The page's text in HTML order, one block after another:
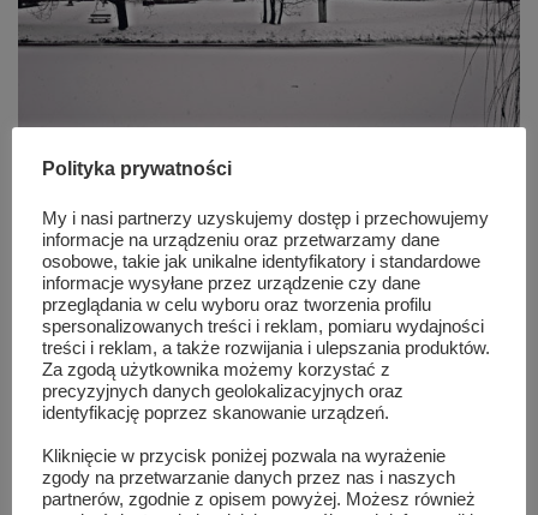
Zamek
ZABYTKI SZYDŁOWCA / 1 GRUDNIA 2011 0 925
Zamek - wybudowany przez Stanisława Szydłowieckiego w
latach 1470-1480 na miejscu dawnego grodu. Usytuowany jest
na sztucznie usypanej wyspie, otoczony fosą w środku Parku
Radziwiłłowskiego. W latach 1515-1526 nastąpiła przebudowa i
rozbudowa gotyckiego zamku na renesansową rezydencję d ...
Polityka prywatności
My i nasi partnerzy uzyskujemy dostęp i przechowujemy
informacje na urządzeniu oraz przetwarzamy dane
osobowe, takie jak unikalne identyfikatory i standardowe
informacje wysyłane przez urządzenie czy dane
przeglądania w celu wyboru oraz tworzenia profilu
spersonalizowanych treści i reklam, pomiaru wydajności
treści i reklam, a także rozwijania i ulepszania produktów.
Za zgodą użytkownika możemy korzystać z
precyzyjnych danych geolokalizacyjnych oraz
identyfikację poprzez skanowanie urządzeń.
Kliknięcie w przycisk poniżej pozwala na wyrażenie
zgody na przetwarzanie danych przez nas i naszych
partnerów, zgodnie z opisem powyżej. Możesz również